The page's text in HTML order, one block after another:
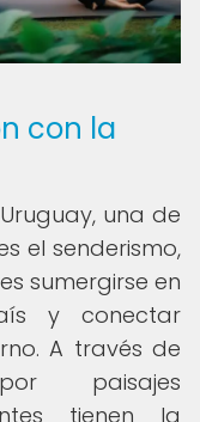
con la
una de
el senderismo,
sumergirse en
y conectar
A través de
paisajes
tienen la